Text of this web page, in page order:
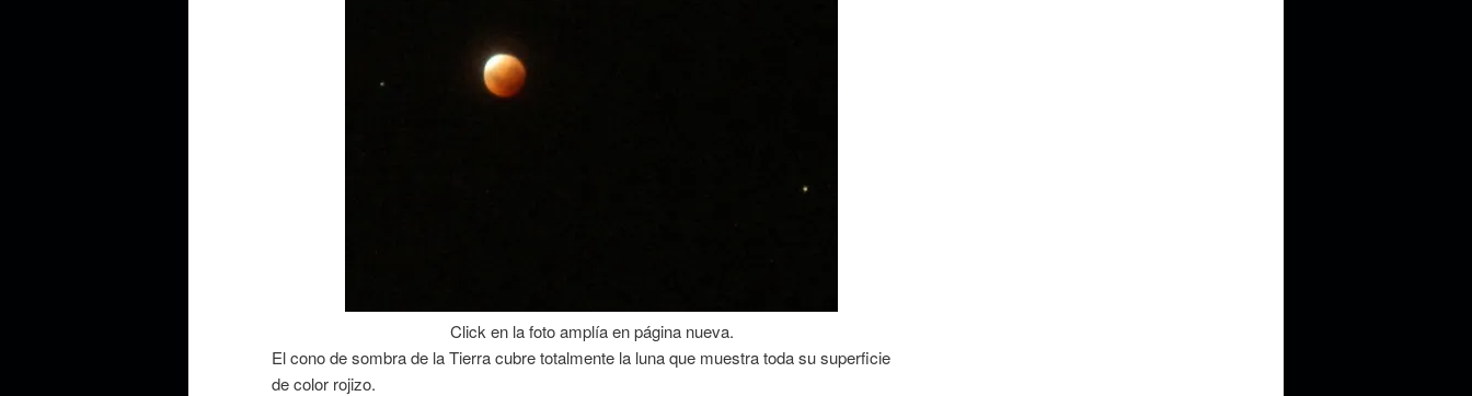
Click en la foto amplía en página nueva.
El cono de sombra de la Tierra cubre totalmente la luna que muestra toda su superficie
de color rojizo.